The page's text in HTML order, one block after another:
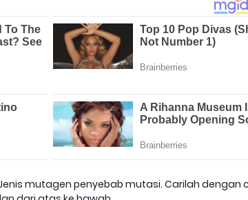
mutagen penyebab mutasi. Carilah dengan